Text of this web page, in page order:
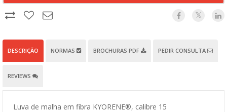
DESCRIÇÃO NORMAS BROCHURAS PDF PEDIR CONSULTA
REVIEWS
Luva de malha em fibra KYORENE®, calibre 15